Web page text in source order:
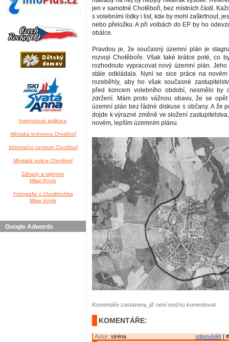
Internetové aplikace
Městská knihovna Chotěboř
Informační centrum Chotěboř
Městská policie Chotěboř
Záhady a tajemno
Milan Knob
Fotografie z Chotěbořska
Milan Knob
Google Adwords
jen v samotné Chotěboři, bez místních částí.
s volebními lístky i list, kde by mohl zaškrtnout,
nebo přeložku. A při volbách do EP by ho
obálce.
Pravdou je, že současný územní plán je
rozvoji Chotěboře. Však také krátce poté, co
rozhodnuto vypracovat nový územní plán.
stále odkládala. Nyní se sice práce na
rozeběhly, aby ho však současné
před koncem volebního období, nesmělo by
zdržení. Mám proto vážnou obavu, že se
územní plán bez řádné diskuse s občany. A že
dojde k výrazné změně ve složení
novém, lepším územním plánu.
Komentáře zastaveny, již není možno komentovat.
KOMENTÁŘE:
odpovědět |
Autor: siréna